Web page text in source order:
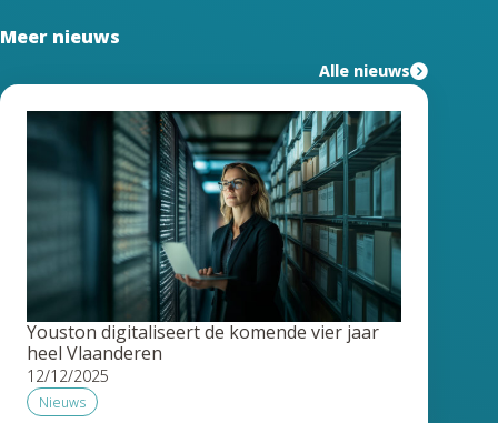
Meer nieuws
Alle nieuws
Youston digitaliseert de komende vier jaar
heel Vlaanderen
12/12/2025
Nieuws